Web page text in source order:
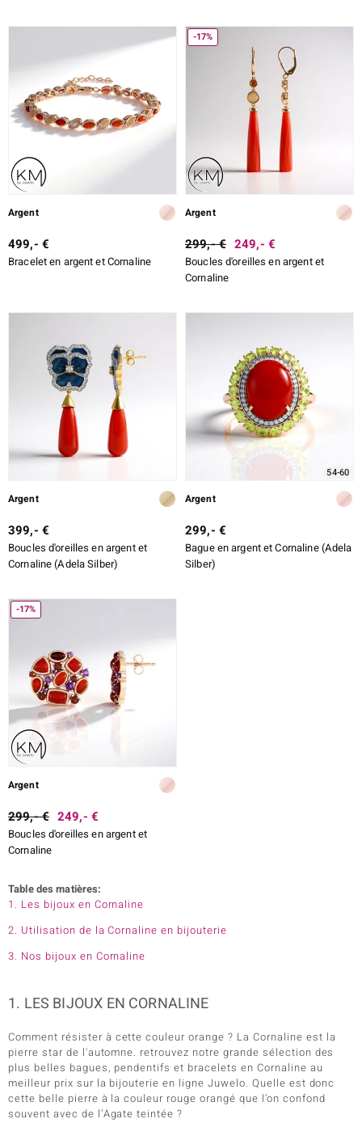
Argent
499,- €
Bracelet en argent et Cornaline
-17%
Argent
299,- € 249,- €
Boucles d'oreilles en argent et
Cornaline
Argent
399,- €
Boucles d'oreilles en argent et
Cornaline (Adela Silber)
54-60
Argent
299,- €
Bague en argent et Cornaline (Adela
Silber)
-17%
Argent
299,- € 249,- €
Boucles d'oreilles en argent et
Cornaline
Table des matières:
1. Les bijoux en Cornaline
2. Utilisation de la Cornaline en bijouterie
3. Nos bijoux en Cornaline
1. LES BIJOUX EN CORNALINE
Comment résister à cette couleur orange ? La Cornaline est la
pierre star de l'automne. retrouvez notre grande sélection des
plus belles bagues, pendentifs et bracelets en Cornaline au
meilleur prix sur la bijouterie en ligne Juwelo. Quelle est donc
cette belle pierre à la couleur rouge orangé que l’on confond
souvent avec de l’Agate teintée ?